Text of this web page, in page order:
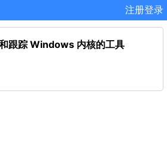
注册登录
跟踪 Windows 内核的工具